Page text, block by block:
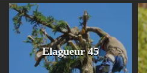
Elagueur 45